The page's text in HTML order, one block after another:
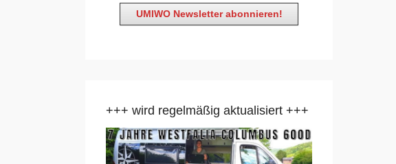
+++ wird regelmäßig aktualisiert +++